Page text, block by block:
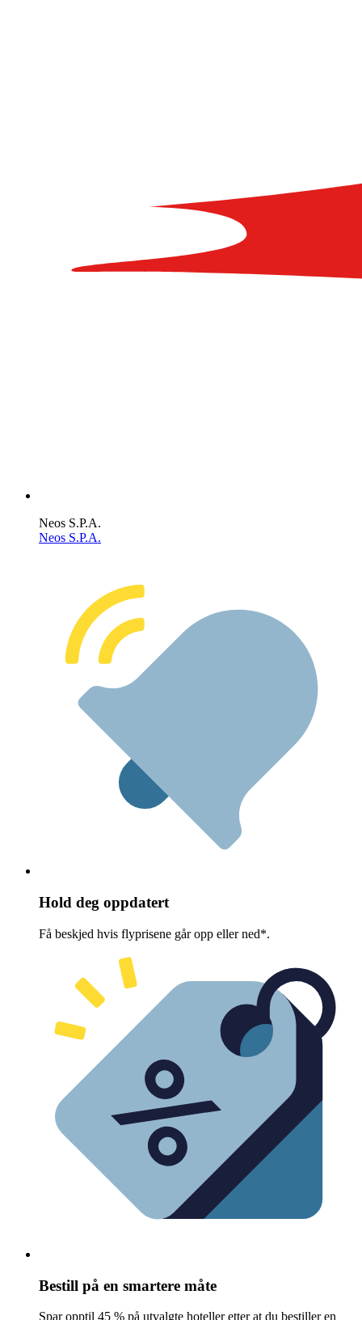
Neos S.P.A.
Neos S.P.A.
Hold deg oppdatert
Få beskjed hvis flyprisene går opp eller ned*.
Bestill på en smartere måte
Spar opptil 45 % på utvalgte hoteller etter at du bestiller en